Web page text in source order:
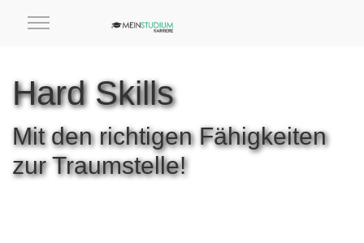
Hard Skills
Mit den richtigen Fähigkeiten
zur Traumstelle!